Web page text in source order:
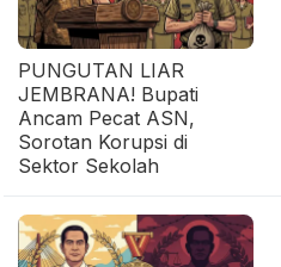
PUNGUTAN LIAR
JEMBRANA! Bupati
Ancam Pecat ASN,
Sorotan Korupsi di
Sektor Sekolah